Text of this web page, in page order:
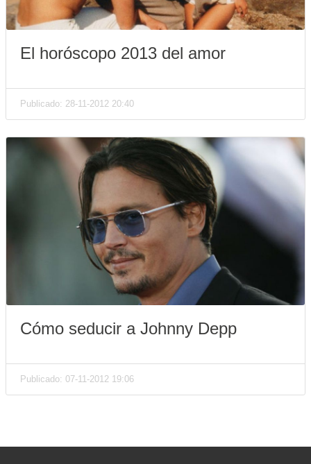
El horóscopo 2013 del amor
Publicado: 28-11-2012 20:40
Cómo seducir a Johnny Depp
Publicado: 07-11-2012 19:06